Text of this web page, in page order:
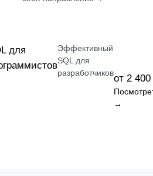
для
Эффективный
SQL для
разработчиковот 2
→